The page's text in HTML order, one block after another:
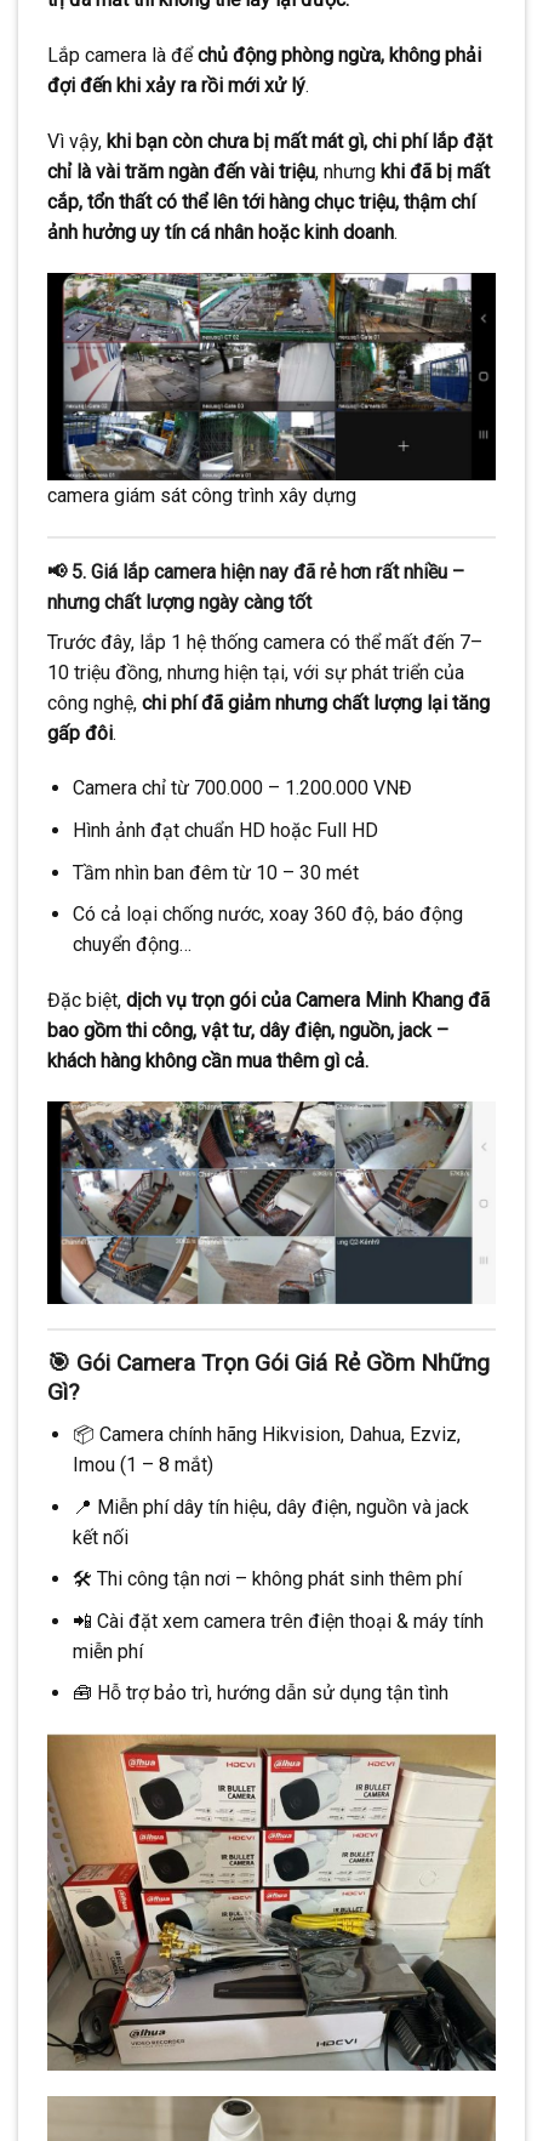
Lắp camera là đểchủ động phòng ngừa, không phải
đợi đến khi xảy ra rồi mới xử lý.
Vì vậy, khi bạn còn chưa bị mất mát gì, chi phí lắp đặt
chỉ là vài trăm ngàn đến vài triệu, nhưng khi đã bị mất
cắp, tổn thất có thể lên tới hàng chục triệu, thậm chí
ảnh hưởng uy tín cá nhân hoặc kinh doanh.
camera giám sát công trình xây dựng
📢 5. Giá lắp camera hiện nay đã rẻ hơn rất nhiều –
nhưng chất lượng ngày càng tốt
Trước đây, lắp 1 hệ thống camera có thể mất đến 7–
10 triệu đồng, nhưng hiện tại, với sự phát triển của
công nghệ, chi phí đã giảm nhưng chất lượng lại tăng
gấp đôi.
Camera chỉ từ 700.000 – 1.200.000 VNĐ
Hình ảnh đạt chuẩn HD hoặc Full HD
Tầm nhìn ban đêm từ 10 – 30 mét
Có cả loại chống nước, xoay 360 độ, báo động
chuyển động…
Đặc biệt, dịch vụ trọn gói của Camera Minh Khang đã
bao gồm thi công, vật tư, dây điện, nguồn, jack –
khách hàng không cần mua thêm gì cả.
🎯 Gói Camera Trọn Gói Giá Rẻ Gồm Những
Gì?
📦 Camera chính hãng Hikvision, Dahua, Ezviz,
Imou (1 – 8 mắt)
📍 Miễn phí dây tín hiệu, dây điện, nguồn và jack
kết nối
🛠️ Thi công tận nơi – không phát sinh thêm phí
📲 Cài đặt xem camera trên điện thoại & máy tính
miễn phí
🧰 Hỗ trợ bảo trì, hướng dẫn sử dụng tận tình